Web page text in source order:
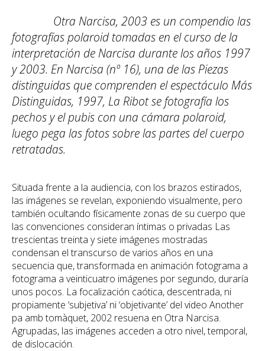
Otra Narcisa, 2003 es un compendio las
fotografías polaroid tomadas en el curso de la
interpretación de Narcisa durante los años 1997
y 2003. En Narcisa (nº 16), una de las Piezas
distinguidas que comprenden el espectáculo Más
Distinguidas, 1997, La Ribot se fotografía los
pechos y el pubis con una cámara polaroid,
luego pega las fotos sobre las partes del cuerpo
retratadas.
Situada frente a la audiencia, con los brazos estirados,
las imágenes se revelan, exponiendo visualmente, pero
también ocultando físicamente zonas de su cuerpo que
las convenciones consideran íntimas o privadas Las
trescientas treinta y siete imágenes mostradas
condensan el transcurso de varios años en una
secuencia que, transformada en animación fotograma a
fotograma a veinticuatro imágenes por segundo, duraría
unos pocos. La focalización caótica, descentrada, ni
propiamente ‘subjetiva’ ni ‘objetivante’ del video Another
pa amb tomàquet, 2002 resuena en Otra Narcisa.
Agrupadas, las imágenes acceden a otro nivel, temporal,
de dislocación.